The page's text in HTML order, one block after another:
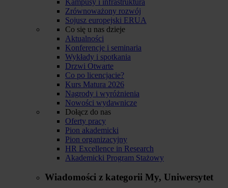
Zrównoważony rozwój
Sojusz europejski ERUA
Co się u nas dzieje
Aktualności
Konferencje i seminaria
Wykłady i spotkania
Drzwi Otwarte
Co po licencjacie?
Kurs Matura 2026
Nagrody i wyróżnienia
Nowości wydawnicze
Dołącz do nas
Oferty pracy
Pion akademicki
Pion organizacyjny
HR Excellence in Research
Akademicki Program Stażowy
Wiadomości z kategorii My, Uniwersytet